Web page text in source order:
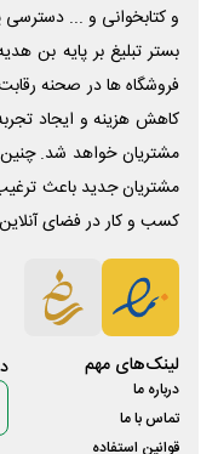
و کتابخوانی و ... دسترسی
بستر تبلیغ بر پایه بن
فروشگاه ها در صحنه
کاهش هزینه و ایجاد
مشتریان خواهد شد.
مشتریان جدید باعث
کسب و کار در فضای
لینک‌های مهم
درباره ما
تماس با ما
قوانین استفاده